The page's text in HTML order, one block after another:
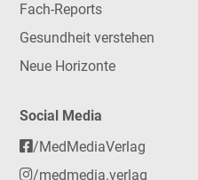
Fach-Reports
Gesundheit verstehen
Neue Horizonte
Social Media
/MedMediaVerlag
/medmedia.verlag